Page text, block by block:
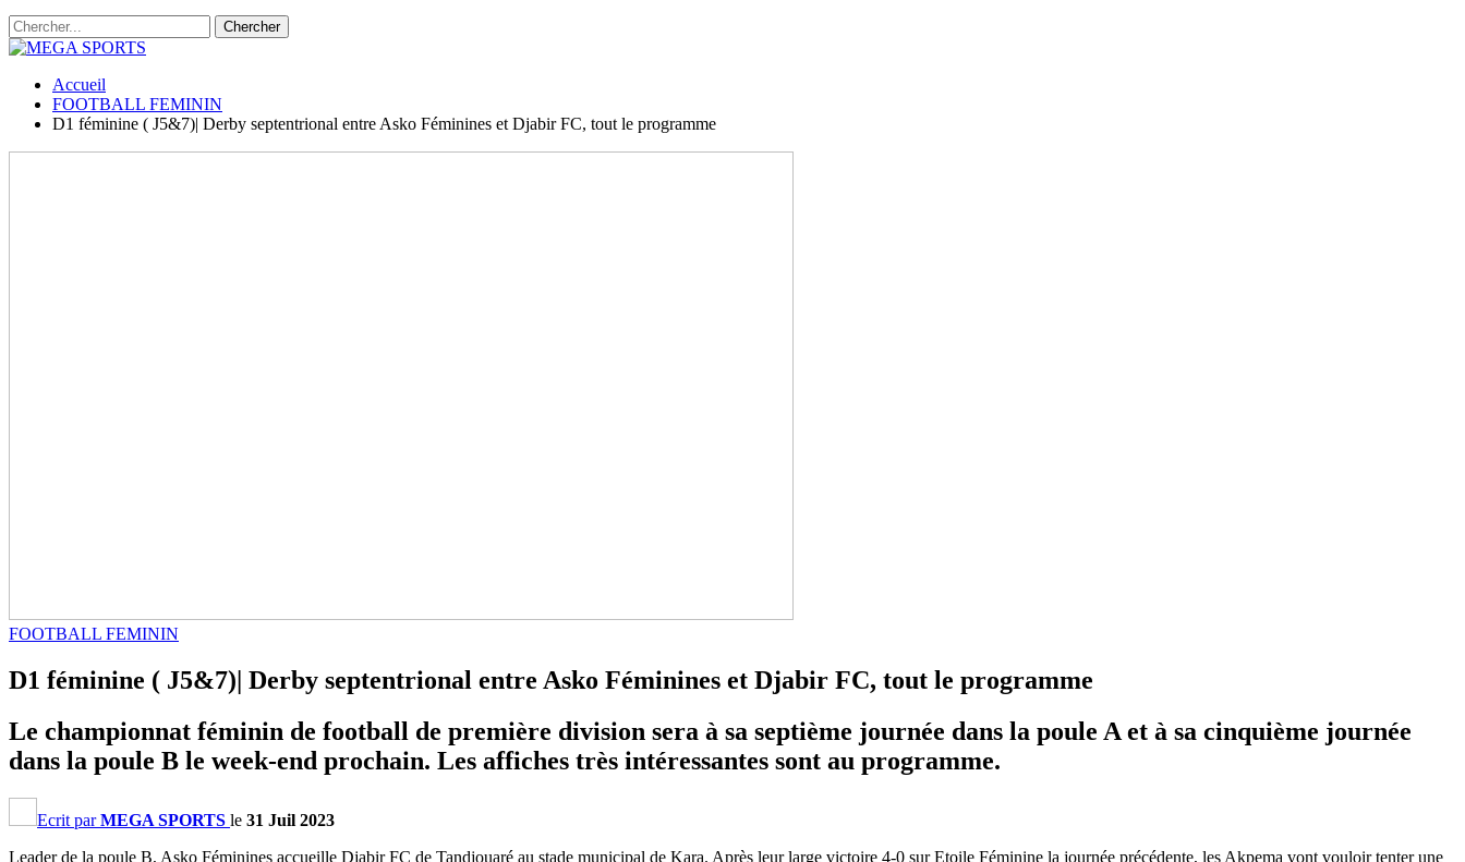
Accueil
FOOTBALL FEMININ
D1 féminine ( J5&7)| Derby septentrional entre Asko Féminines et Djabir FC, tout le programme
FOOTBALL FEMININ
D1 féminine ( J5&7)| Derby septentrional entre Asko Féminines et Djabir FC, tout le programme
Le championnat féminin de football de première division sera à sa septième journée dans la poule A et à sa cinquième journée
dans la poule B le week-end prochain. Les affiches très intéressantes sont au programme.
Ecrit parMEGA SPORTS le 31 Juil 2023
Leader de la poule B, Asko Féminines accueille Djabir FC de Tandjouaré au stade municipal de Kara. Après leur large victoire 4-0 sur Etoile Féminine la journée précédente, les Akpema vont vouloir tenter une